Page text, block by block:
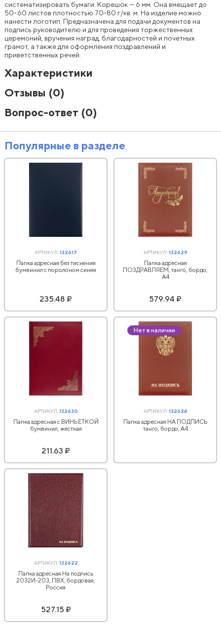
систематизировать бумаги. Корешок — 6 мм. Она вмещает до
50-60 листов плотностью 70-80 г/кв. м. На изделие можно
нанести логотип. Предназначена для подачи документов на
подпись руководителю и для проведения торжественных
церемоний, вручения наград, благодарностей и почетных
грамот, а также для оформления поздравлений и
приветственных речей.
Характеристики
Отзывы (0)
Вопрос-ответ (0)
Популярные в разделе
АРТИКУЛ:132617
Папка адресная без тиснения
бумвинил с поролоном синяя
235.48 ₽
АРТИКУЛ:132629
Папка адресная
ПОЗДРАВЛЯЕМ, танго, бордо,
А4
579.94 ₽
АРТИКУЛ:132630
Папка адресная с ВИНЬЕТКОЙ
бумвинил, жесткая
211.63 ₽
Нет в наличии
АРТИКУЛ:132624
Папка адресная НА ПОДПИСЬ
танго, бордо, А4
АРТИКУЛ:132622
Папка адресная На подпись
2032И-203, ПВХ, бордовая,
Россия
527.15 ₽